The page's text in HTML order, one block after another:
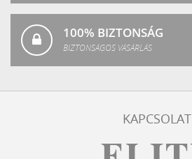
100% BIZTONSÁG
BIZTONSÁGOS VÁSÁRLÁS
KAPCSOLAT